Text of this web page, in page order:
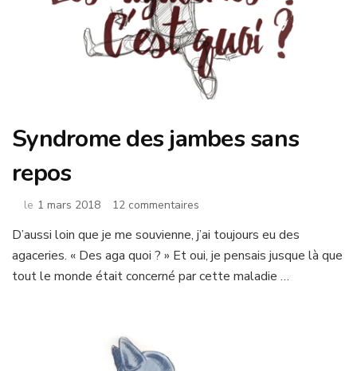
Syndrome des jambes sans
repos
le 1 mars 2018 12 commentaires
des
jambes
sans
D’aussi loin que je me souvienne, j’ai toujours eu des
agaceries. « Des aga quoi ? » Et oui, je pensais jusque là que
tout le monde était concerné par cette maladie …